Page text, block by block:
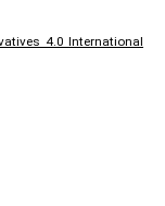
4.0 International